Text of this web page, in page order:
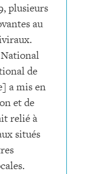
plusieurs
au
de
a mis en
et de
relié à
situés